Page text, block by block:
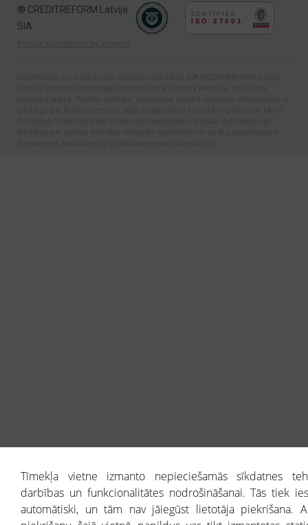
® CREDITREFORM Latvija
SIA
Tīmekļa vietne izmanto nepieciešamās sīkdatnes
darbības un funkcionalitātes nodrošināšanai. Tās tiek
automātiski, un tām nav jāiegūst lietotāja piekrišana.